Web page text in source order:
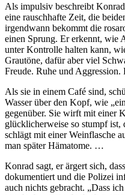
Als impulsiv beschreibt
eine rauschhafte Zeit, die
irgendwann bekommt die
einen Sprung. Er erkennt, wie
unter Kontrolle halten kann,
Grautöne, dafür aber viel
Freude. Ruhe und Aggression.
Als sie in einem Café sind,
Wasser über den Kopf, wie
gegenüber. Sie wirft mit einer
glücklicherweise so stumpf ist,
schlägt mit einer Weinflasche
man später Hämatome. …
Konrad sagt, er ärgert sich,
dokumentiert und die Polizei
auch nichts gebracht. „Dass